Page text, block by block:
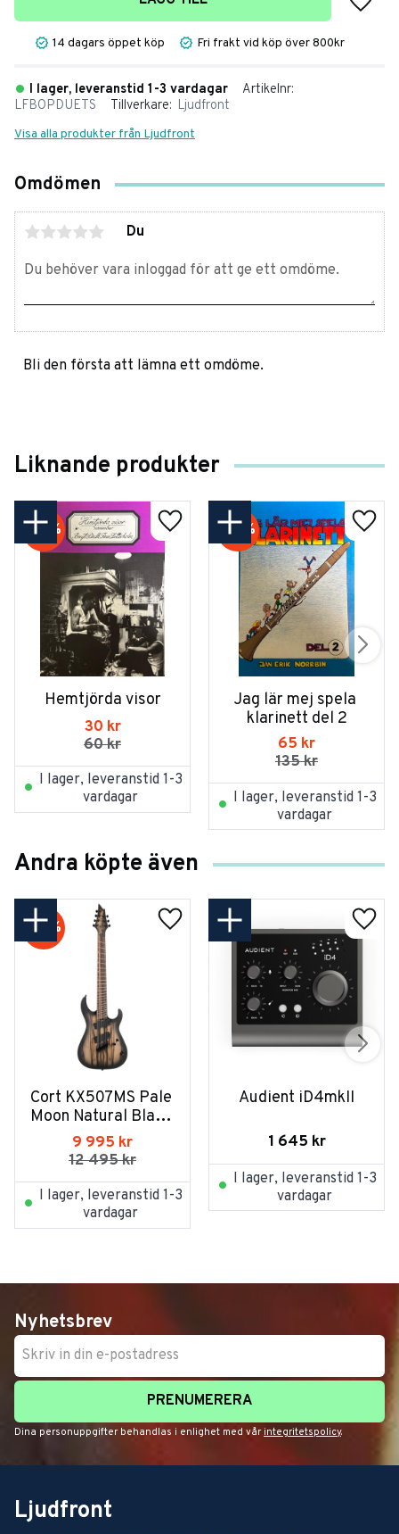
14 dagars öppet köp Fri frakt vid köp över 800kr
I lager, leveranstid 1-3 vardagar
Artikelnr
LFBOPDUETS
Tillverkare Ljudfront
Visa alla produkter från Ljudfront
Omdömen
Du
Bli den första att lämna ett omdöme.
Liknande produkter
Hemtjörda visor
30 kr
60kr
50 %
I lager, leveranstid 1-3
vardagar
Jag lär mej spela
klarinett del 2
65 kr
135kr
52 %
I lager, leveranstid 1-3
vardagar
Andra köpte även
Cort KX507MS Pale
Moon Natural Black
Burst
9 995 kr
12 495kr
20 %
I lager, leveranstid 1-3
vardagar
Audient iD4mkII
1 645 kr
I lager, leveranstid 1-3
vardagar
Nyhetsbrev
PRENUMERERA
Dina personuppgifter behandlas i enlighet med vår integritetspolicy.
Ljudfront